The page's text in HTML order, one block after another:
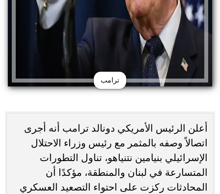
ترامب
أعلن الرئيس الأمريكي دونالد ترامب أنه أجرى
اتصالاً وصفه بالمثمر مع رئيس وزراء الاحتلال
الإسرائيلي بنيامين نتنياهو، تناول التطورات
المتسارعة في لبنان والمنطقة، مؤكدًا أن
المحادثات ركزت على احتواء التصعيد العسكري